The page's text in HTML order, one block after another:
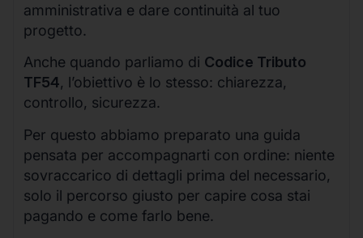
amministrativa e dare continuità al tuo
progetto.
Anche quando parliamo di Codice Tributo
TF54, l’obiettivo è lo stesso: chiarezza,
controllo, sicurezza.
Per questo abbiamo preparato una guida
pensata per accompagnarti con ordine: niente
sovraccarico di dettagli prima del necessario,
solo il percorso giusto per capire cosa stai
pagando e come farlo bene.